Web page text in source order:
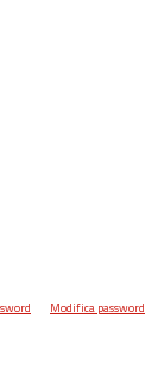
Modifica password